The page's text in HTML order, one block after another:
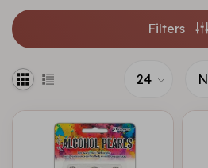
Filters